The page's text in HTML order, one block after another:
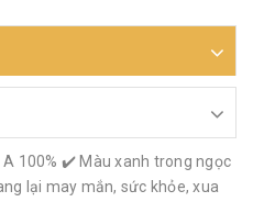
100% ✔️ Màu xanh trong ngọc
lại may mắn, sức khỏe, xua